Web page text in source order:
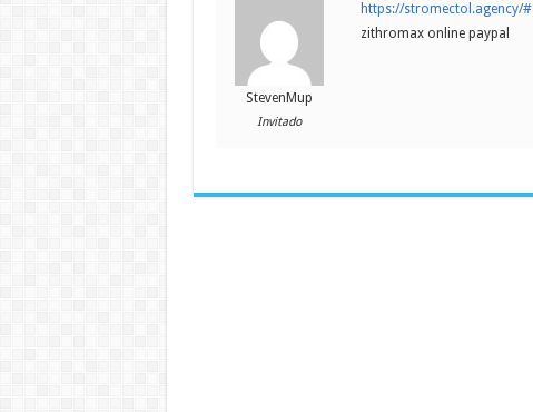
StevenMup
Invitado
https://stromectol.agency/#
zithromax online paypal